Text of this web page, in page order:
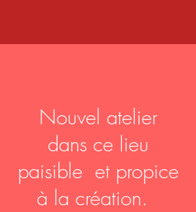
Nouvel atelier
dans ce lieu
paisible et propice
à la création.